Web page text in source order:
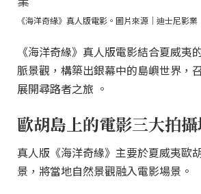
《海洋奇緣》真人版電影。圖片來源｜迪士尼影業
《海洋奇緣》真人版電影結合夏威夷
脈景觀，構築出銀幕中的島嶼世界，
展開尋路者之旅 。
歐胡島上的電影三大拍
真人版《海洋奇緣》主要於夏威夷歐
景，將當地自然景觀融入電影場景。